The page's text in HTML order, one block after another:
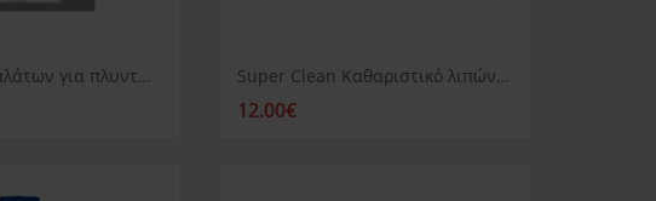
Καθαριστικό αλάτων για πλυντήριο ρούχων ή πιάτων AEG Super Clean Καθαριστικό λιπών πλυντηρίου πιάτων Aeg
12.00€